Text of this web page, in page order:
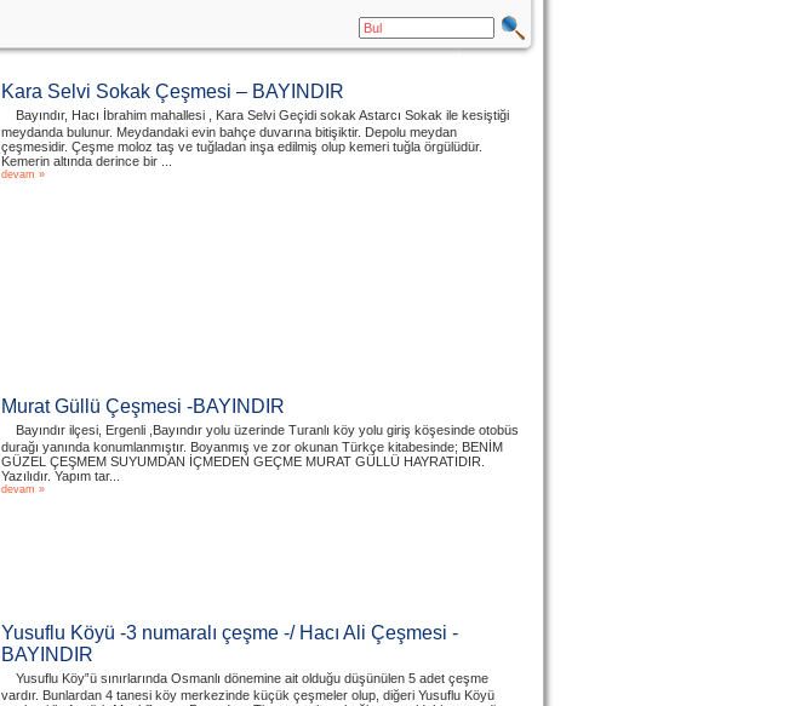
Kara Selvi Sokak Çeşmesi – BAYINDIR
Bayındır, Hacı İbrahim mahallesi , Kara Selvi Geçidi sokak Astarcı Sokak ile kesiştiği
meydanda bulunur. Meydandaki evin bahçe duvarına bitişiktir. Depolu meydan
çeşmesidir. Çeşme moloz taş ve tuğladan inşa edilmiş olup kemeri tuğla örgülüdür.
Kemerin altında derince bir ...
devam »
Murat Güllü Çeşmesi -BAYINDIR
Bayındır ilçesi, Ergenli ,Bayındır yolu üzerinde Turanlı köy yolu giriş köşesinde otobüs
durağı yanında konumlanmıştır. Boyanmış ve zor okunan Türkçe kitabesinde; BENİM
GÜZEL ÇEŞMEM SUYUMDAN İÇMEDEN GEÇME MURAT GÜLLÜ HAYRATIDIR.
Yazılıdır. Yapım tar...
devam »
Yusuflu Köyü -3 numaralı çeşme -/ Hacı Ali Çeşmesi -
BAYINDIR
Yusuflu Köy‟ü sınırlarında Osmanlı dönemine ait olduğu düşünülen 5 adet çeşme
vardır. Bunlardan 4 tanesi köy merkezinde küçük çeşmeler olup, diğeri Yusuflu Köyü